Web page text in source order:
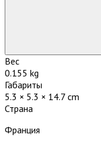
Вес
0.155 kg
Габариты
5.3 × 5.3 × 14.7 cm
Страна
Франция